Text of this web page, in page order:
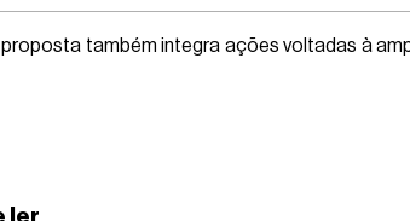
também integra ações voltadas à
ler